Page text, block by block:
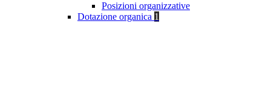
Posizioni organizzative
Dotazione organica 1